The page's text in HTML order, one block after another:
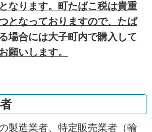
なります。町たばこ税は貴重
となっておりますので、たば
場合には大子町内で購入して
願いします。
製造業者、特定販売業者（輸